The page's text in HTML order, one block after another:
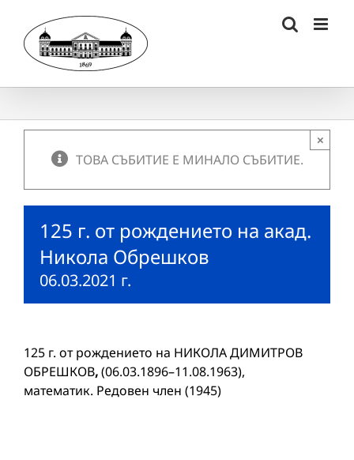
content
ТОВА СЪБИТИЕ Е МИНАЛО СЪБИТИЕ.
×
125 г. от рождението на акад.
Никола Обрешков
06.03.2021 г.
125 г. от рождението на НИКОЛА ДИМИТРОВ
ОБРЕШКОВ,(06.03.1896–11.08.1963),
математик. Редовен член (1945)